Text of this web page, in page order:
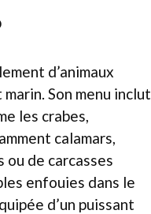
d’animaux
Son menu inclut
les crabes,
calamars,
de carcasses
enfouies dans le
d’un puissant